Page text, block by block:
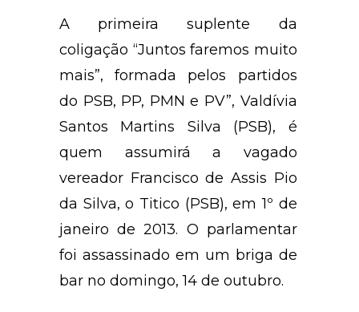
A primeira suplente da
coligação “Juntos faremos muito
mais”, formada pelos partidos
do PSB, PP, PMN e PV”, Valdívia
Santos Martins Silva (PSB), é
quem assumirá a vagado
vereador Francisco de Assis Pio
da Silva, o Titico (PSB), em 1º de
janeiro de 2013. O parlamentar
foi assassinado em um briga de
bar no domingo, 14 de outubro.